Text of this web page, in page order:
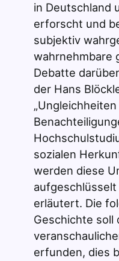
in Deutschland
erforscht und
subjektiv
wahrnehmbare
Debatte
der Hans
sozialen
werden diese
erläutert. Die
Geschichte soll
erfunden, dies